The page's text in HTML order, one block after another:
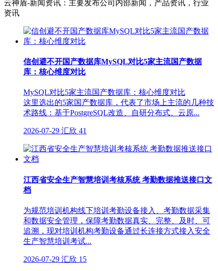
云神盾-新闻资讯：主要发布公司内部新闻，产品资讯，行业
资讯
信创避不开国产数据库MySQL对比5家主流国产数据
库：核心维度对比
MySQL对比5家主流国产数据库：核心维度对比
这里选出的5家国产数据库，代表了市场上主流的几种技
术路线：基于PostgreSQL改造、自研分布式、云原...
2026-07-29 汇欣 41
江西省安全生产智慧培训考核系统 考勤数据推送接口文
档
为规范培训机构线下培训考勤设备接入、考勤数据采集
和数据安全管理，保障考勤数据真实、完整、及时、可
追溯，现对培训机构考勤设备通过长连接方式接入安全
生产智慧培训考试...
2026-07-29 汇欣 15